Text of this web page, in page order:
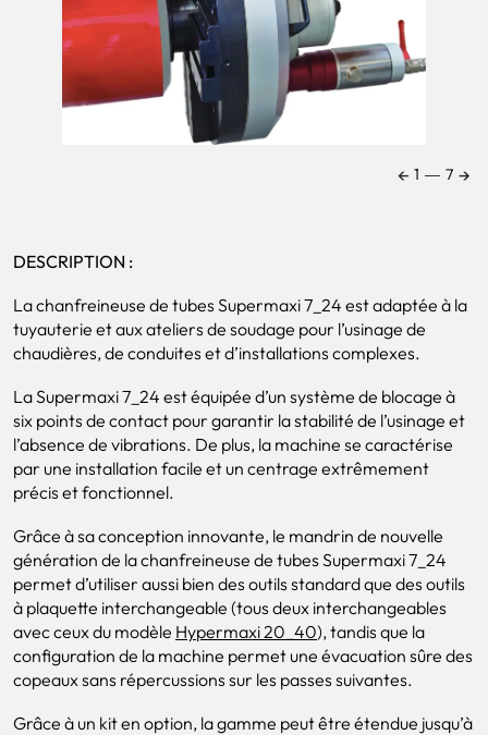
← 1 ― 7 →
DESCRIPTION :
La chanfreineuse de tubes Supermaxi 7_24 est adaptée à la
tuyauterie et aux ateliers de soudage pour l’usinage de
chaudières, de conduites et d’installations complexes.
La Supermaxi 7_24 est équipée d’un système de blocage à
six points de contact pour garantir la stabilité de l’usinage et
l’absence de vibrations. De plus, la machine se caractérise
par une installation facile et un centrage extrêmement
précis et fonctionnel.
Grâce à sa conception innovante, le mandrin de nouvelle
génération de la chanfreineuse de tubes Supermaxi 7_24
permet d’utiliser aussi bien des outils standard que des outils
à plaquette interchangeable (tous deux interchangeables
avec ceux du modèle Hypermaxi 20_40), tandis que la
configuration de la machine permet une évacuation sûre des
copeaux sans répercussions sur les passes suivantes.
Grâce à un kit en option, la gamme peut être étendue jusqu’à